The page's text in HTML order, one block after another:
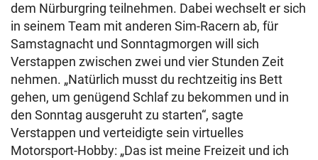
dem Nürburgring teilnehmen. Dabei wechselt er sich
in seinem Team mit anderen Sim-Racern ab, für
Samstagnacht und Sonntagmorgen will sich
Verstappen zwischen zwei und vier Stunden Zeit
nehmen. „Natürlich musst du rechtzeitig ins Bett
gehen, um genügend Schlaf zu bekommen und in
den Sonntag ausgeruht zu starten“, sagte
Verstappen und verteidigte sein virtuelles
Motorsport-Hobby: „Das ist meine Freizeit und ich